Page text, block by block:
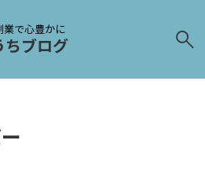
業で心豊かに
ちブログ